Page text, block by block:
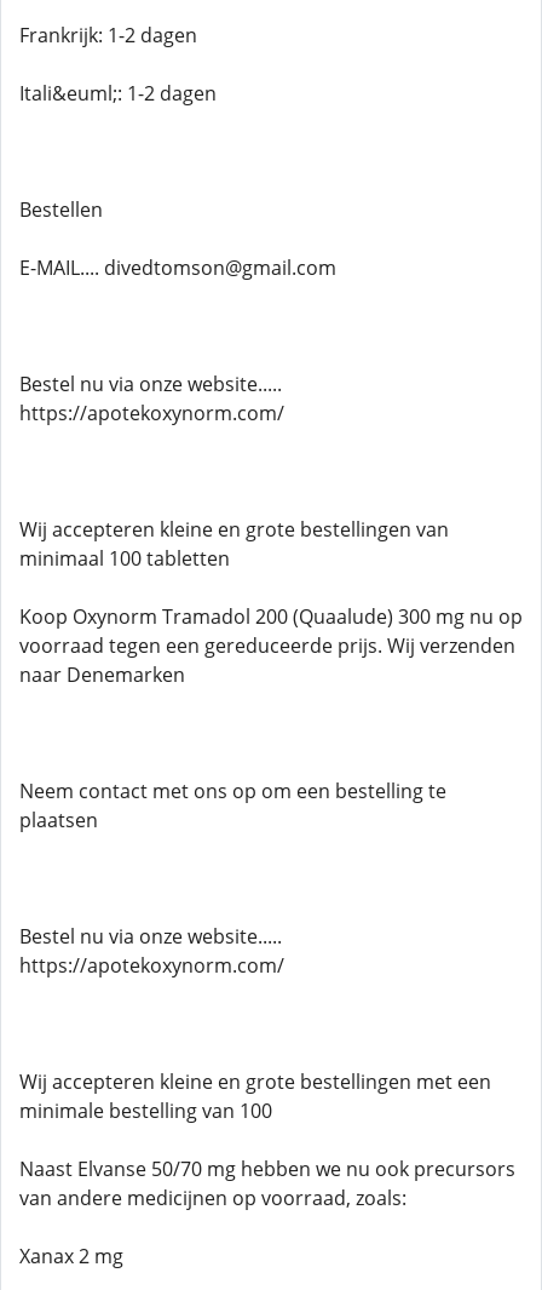
Frankrijk: 1-2 dagen
Itali&euml;: 1-2 dagen
Bestellen
E-MAIL.... divedtomson@gmail.com
Bestel nu via onze website.....
https://apotekoxynorm.com/
Wij accepteren kleine en grote bestellingen van
minimaal 100 tabletten
Koop Oxynorm Tramadol 200 (Quaalude) 300 mg nu op
voorraad tegen een gereduceerde prijs. Wij verzenden
naar Denemarken
Neem contact met ons op om een ​​bestelling te
plaatsen
Bestel nu via onze website.....
https://apotekoxynorm.com/
Wij accepteren kleine en grote bestellingen met een
minimale bestelling van 100
Naast Elvanse 50/70 mg hebben we nu ook precursors
van andere medicijnen op voorraad, zoals:
Xanax 2 mg